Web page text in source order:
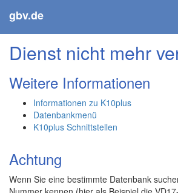
gbv.de
Dienst nicht mehr
Weitere Informationen
Informationen zu K10plus
Datenbankmenü
K10plus Schnittstellen
Achtung
Wenn Sie eine bestimmte Datenbank